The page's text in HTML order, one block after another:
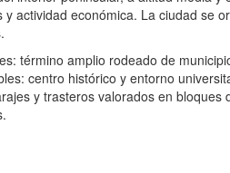
actividad económica. La ciudad se
término amplio rodeado de
centro histórico y entorno
y trasteros valorados en